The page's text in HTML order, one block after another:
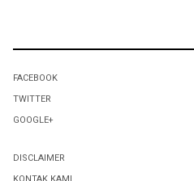
FACEBOOK
TWITTER
GOOGLE+
DISCLAIMER